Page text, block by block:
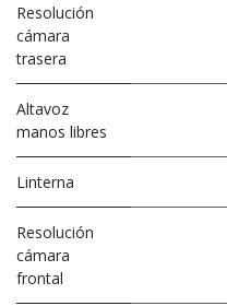
Resolución
cámara
trasera
Altavoz
manos libres
Linterna
Resolución
cámara
frontal